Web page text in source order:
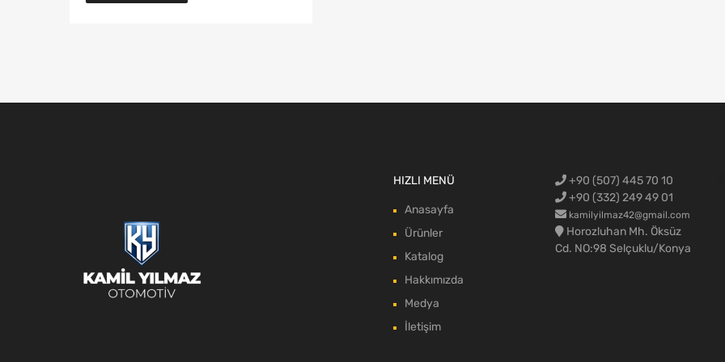
HIZLI MENÜ
Anasayfa
Ürünler
Katalog
Hakkımızda
Medya
İletişim
+90 (507) 445 70 10
+90 (332) 249 49 01
kamilyilmaz42@gmail.com
Horozluhan Mh. Öksüz
Cd. NO:98 Selçuklu/Konya